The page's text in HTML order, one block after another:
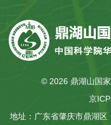
© 2026 鼎湖山国
京
地址：广东省肇庆市鼎湖区